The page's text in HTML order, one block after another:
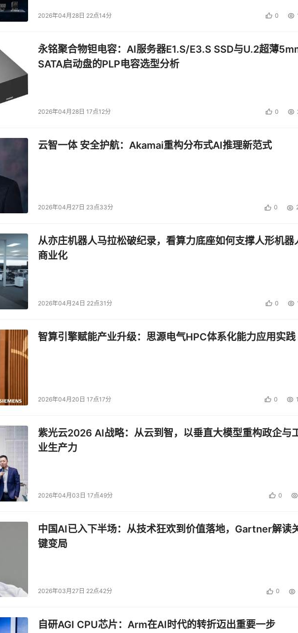
2026年04月28日 22点14分 0
永铭聚合物钽电容：AI服务器E1.S/E3.S SSD与U.2超薄
SATA启动盘的PLP电容选型分析
2026年04月28日 17点12分 0
云智一体 安全护航：Akamai重构分布式AI推理新范式
2026年04月27日 23点33分 0
从亦庄机器人马拉松破纪录，看算力底座如何支撑人形机器
商业化
2026年04月24日 22点31分 0
智算引擎赋能产业升级：思源电气HPC体系化能力应用实践
2026年04月20日 17点17分 0
紫光云2026 AI战略：从云到智，以垂直大模型重构政企与
业生产力
2026年04月03日 17点49分 0
中国AI已入下半场：从技术狂欢到价值落地，Gartner解读
键变局
2026年03月27日 22点42分 0
自研AGI CPU芯片：Arm在AI时代的转折迈出重要一步